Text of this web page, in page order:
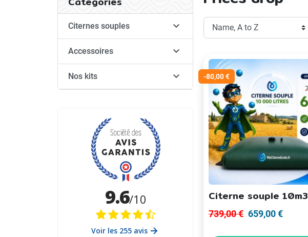
Citernes souples 
Accessoires 
Nos kits  -80,00 €
Citerne souple 10m3
739,00 € 659,00 €